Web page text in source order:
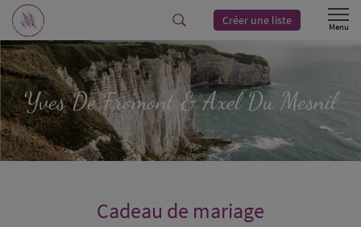
Créer une liste
YvesDe Fromont& AxelDu Mesnil
Cadeau de mariage